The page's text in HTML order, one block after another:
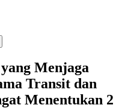
Menjaga
Transit dan
Menentukan 2